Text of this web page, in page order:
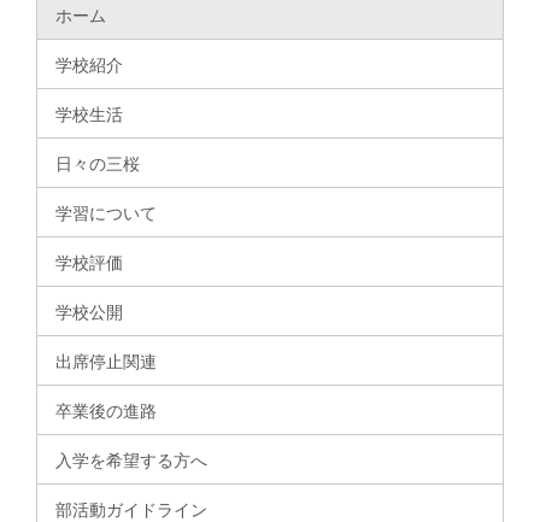
ホーム
学校紹介
学校生活
日々の三桜
学習について
学校評価
学校公開
出席停止関連
卒業後の進路
入学を希望する方へ
部活動ガイドライン